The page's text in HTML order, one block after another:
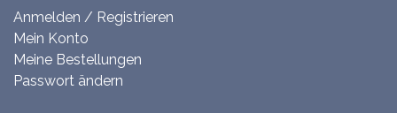
Anmelden / Registrieren
Mein Konto
Meine Bestellungen
Passwort ändern